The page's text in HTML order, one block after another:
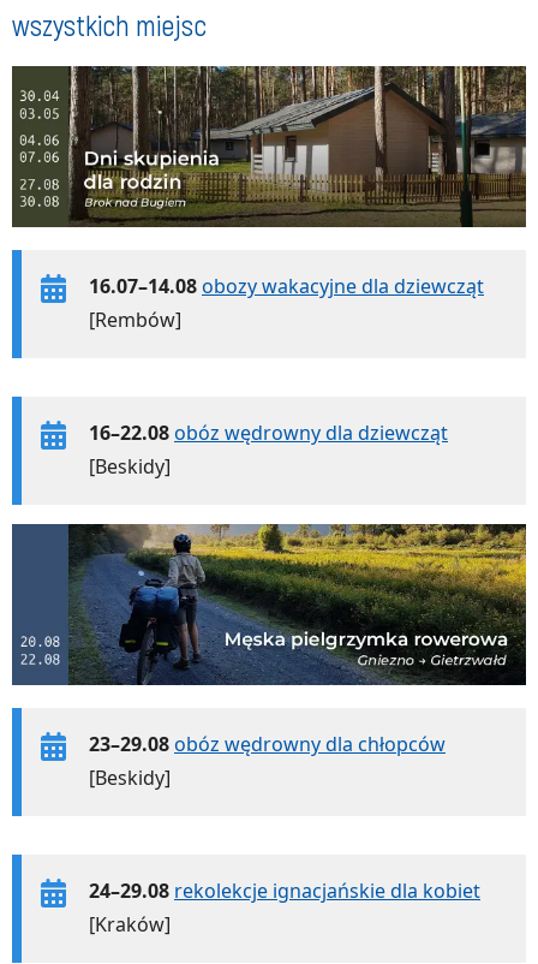
wszystkich miejsc
16.07–14.08obozy wakacyjne dla dziewcząt
[Rembów]
16–22.08obóz wędrowny dla dziewcząt
[Beskidy]
23–29.08obóz wędrowny dla chłopców
[Beskidy]
24–29.08 rekolekcje ignacjańskie dla kobiet
[Kraków]